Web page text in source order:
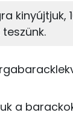
11%
Kolin:
kinyújtjuk,
a